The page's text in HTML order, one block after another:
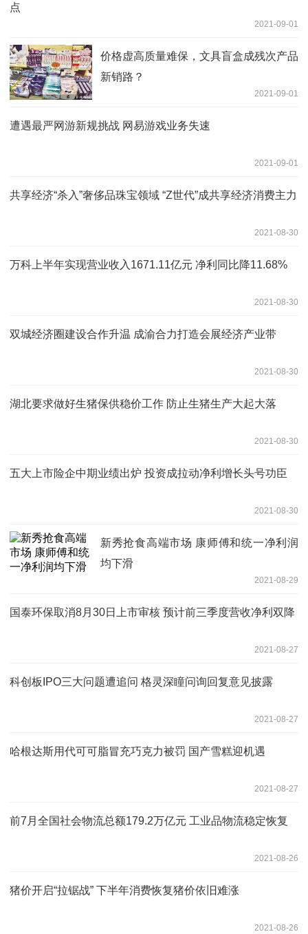
点
2021-09-01
价格虚高质量难保，文具盲盒成残次产品
新销路？
2021-09-01
遭遇最严网游新规挑战 网易游戏业务失速
2021-09-01
共享经济“杀入”奢侈品珠宝领域 “Z世代”成共享经济消费主力
2021-08-30
万科上半年实现营业收入1671.11亿元 净利同比降11.68% ​
2021-08-30
双城经济圈建设合作升温 成渝合力打造会展经济产业带
2021-08-30
湖北要求做好生猪保供稳价工作 防止生猪生产大起大落
2021-08-30
五大上市险企中期业绩出炉 投资成拉动净利增长头号功臣
2021-08-30
新秀抢食高端市场 康师傅和统一净利润
均下滑
2021-08-29
国泰环保取消8月30日上市审核 预计前三季度营收净利双降
2021-08-27
科创板IPO三大问题遭追问 格灵深瞳问询回复意见披露
2021-08-27
哈根达斯用代可可脂冒充巧克力被罚 国产雪糕迎机遇
2021-08-27
前7月全国社会物流总额179.2万亿元 工业品物流稳定恢复
2021-08-26
猪价开启“拉锯战” 下半年消费恢复猪价依旧难涨
2021-08-26